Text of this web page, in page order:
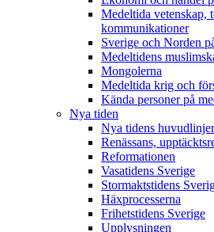
Medeltida vetenskap,
kommunikationer
Sverige och Norden
Medeltidens
Mongolerna
Medeltida krig och
Kända personer på
Nya tiden
Nya tidens huvudlinjer
Renässans,
Reformationen
Vasatidens Sverige
Stormaktstidens
Häxprocesserna
Frihetstidens Sverige
Upplysningen